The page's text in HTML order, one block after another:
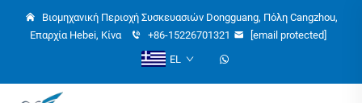
Βιομηχανική Περιοχή Συσκευασιών Dongguang, Πόλη Cangzhou,
Επαρχία Hebei, Κίνα
+86-15226701321
[email protected]
EL